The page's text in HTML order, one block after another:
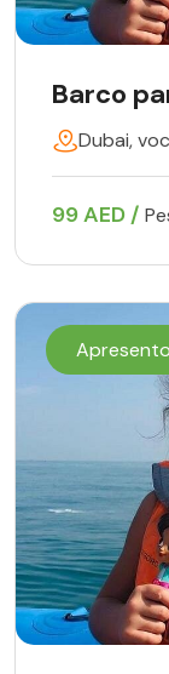
Barco
Dubai,
99 AED /